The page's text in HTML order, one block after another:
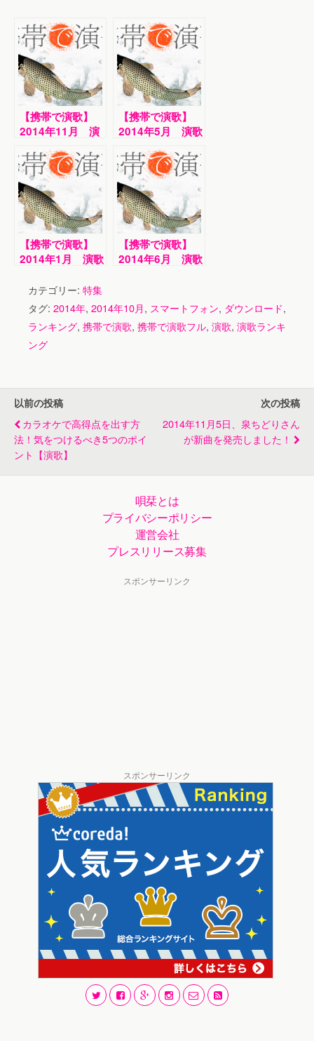
【携帯で演歌】
2014年11月 演
歌ダウンロードラ
ンキング！！
【携帯で演歌】
2014年5月 演歌
ダウンロードラン
キング！！
【携帯で演歌】
2014年1月 演歌
キング！！
【携帯で演歌】
2014年6月 演歌
カテゴリー: 特集
タグ: 2014年, 2014年10月, スマートフォン, ダウンロード,
ランキング, 携帯で演歌, 携帯で演歌フル, 演歌, 演歌ランキ
ング
以前の投稿
カラオケで高得点を出す方
法！気をつけるべき5つのポイ
ント【演歌】
次の投稿
2014年11月5日、泉ちどりさん
が新曲を発売しました！
唄栞とは
プライバシーポリシー
運営会社
プレスリリース募集
スポンサーリンク
スポンサーリンク